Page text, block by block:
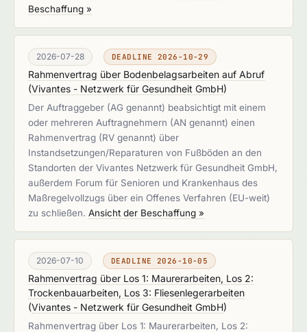
Beschaffung »
2026-07-28 DEADLINE 2026-10-29
Rahmenvertrag über Bodenbelagsarbeiten auf Abruf
(Vivantes - Netzwerk für Gesundheit GmbH)
Der Auftraggeber (AG genannt) beabsichtigt mit einem
oder mehreren Auftragnehmern (AN genannt) einen
Rahmenvertrag (RV genannt) über
Instandsetzungen/Reparaturen von Fußböden an den
Standorten der Vivantes Netzwerk für Gesundheit GmbH,
außerdem Forum für Senioren und Krankenhaus des
Maßregelvollzugs über ein Offenes Verfahren (EU-weit)
zu schließen. Ansicht der Beschaffung »
2026-07-10 DEADLINE 2026-10-05
Rahmenvertrag über Los 1: Maurerarbeiten, Los 2:
Trockenbauarbeiten, Los 3: Fliesenlegerarbeiten
(Vivantes - Netzwerk für Gesundheit GmbH)
Rahmenvertrag über Los 1: Maurerarbeiten, Los 2: